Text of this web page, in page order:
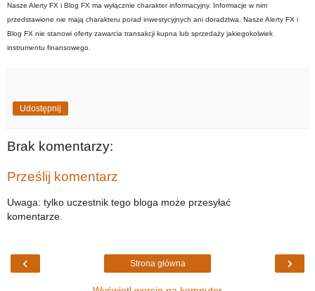
Nasze Alerty FX i Blog FX ma wyłącznie charakter informacyjny. Informacje w nim
przedstawione nie mają charakteru porad inwestycyjnych ani doradztwa. Nasze Alerty FX i
Blog FX nie stanowi oferty zawarcia transakcji kupna lub sprzedaży jakiegokolwiek
instrumentu finansowego.
Udostępnij
Brak komentarzy:
Prześlij komentarz
Uwaga: tylko uczestnik tego bloga może przesyłać
komentarze.
‹ ›
Strona główna